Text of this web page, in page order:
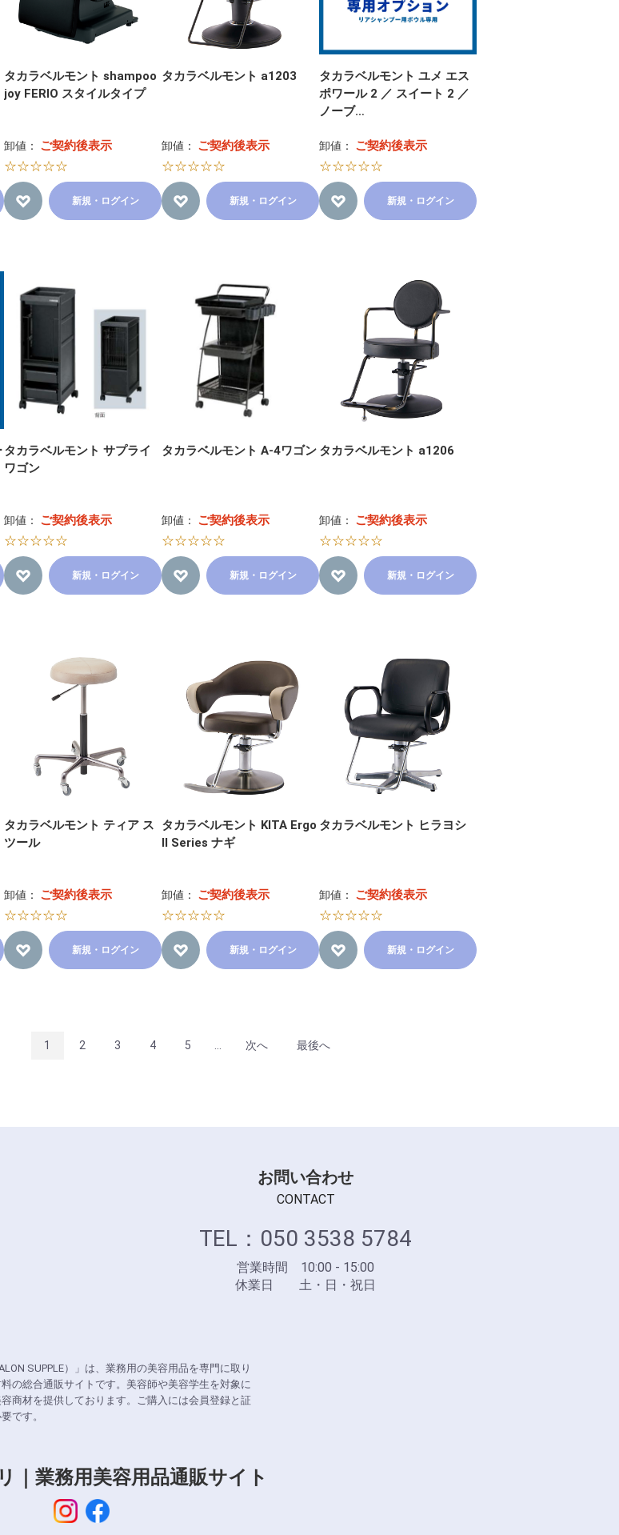
タカラベルモント shampoo
joy FERIO スタイルタイプ
卸値： ご契約後表示
☆☆☆☆☆
新規・ログイン
タカラベルモント a1203
卸値： ご契約後表示
☆☆☆☆☆
新規・ログイン
タカラベルモント ユメ エス
ポワール 2 ／ スイート 2 ／
ノーブ…
卸値： ご契約後表示
☆☆☆☆☆
新規・ログイン
タカラベルモント サプライ
ワゴン
卸値： ご契約後表示
☆☆☆☆☆
新規・ログイン
タカラベルモント A-4ワゴン
卸値： ご契約後表示
☆☆☆☆☆
新規・ログイン
タカラベルモント a1206
卸値： ご契約後表示
☆☆☆☆☆
新規・ログイン
タカラベルモント ティア ス
ツール
卸値： ご契約後表示
☆☆☆☆☆
新規・ログイン
タカラベルモント KITA Ergo
Ⅱ Series ナギ
卸値： ご契約後表示
☆☆☆☆☆
新規・ログイン
タカラベルモント ヒラヨシ
卸値： ご契約後表示
☆☆☆☆☆
新規・ログイン
1 2 3 4 5 ... 次へ 最後へ
お問い合わせ
CONTACT
TEL：050 3538 5784
営業時間 10:00 - 15:00
休業日 土・日・祝日
SUPPLE）」は、業務用の美容用品を専門に取り
の総合通販サイトです。美容師や美容学生を対象に
商材を提供しております。ご購入には会員登録と証
です。
｜業務用美容用品通販サイト